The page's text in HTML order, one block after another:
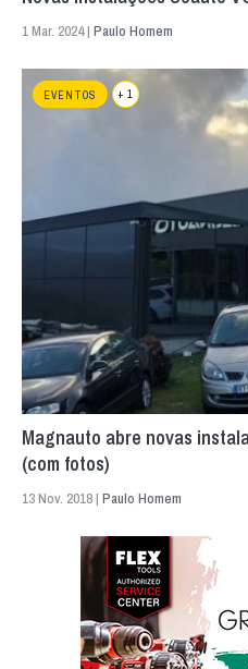
1 Mar. 2024 | Paulo Homem
EVENTOS + 1
Magnauto abre novas
(com fotos)
13 Nov. 2018 | Paulo Homem